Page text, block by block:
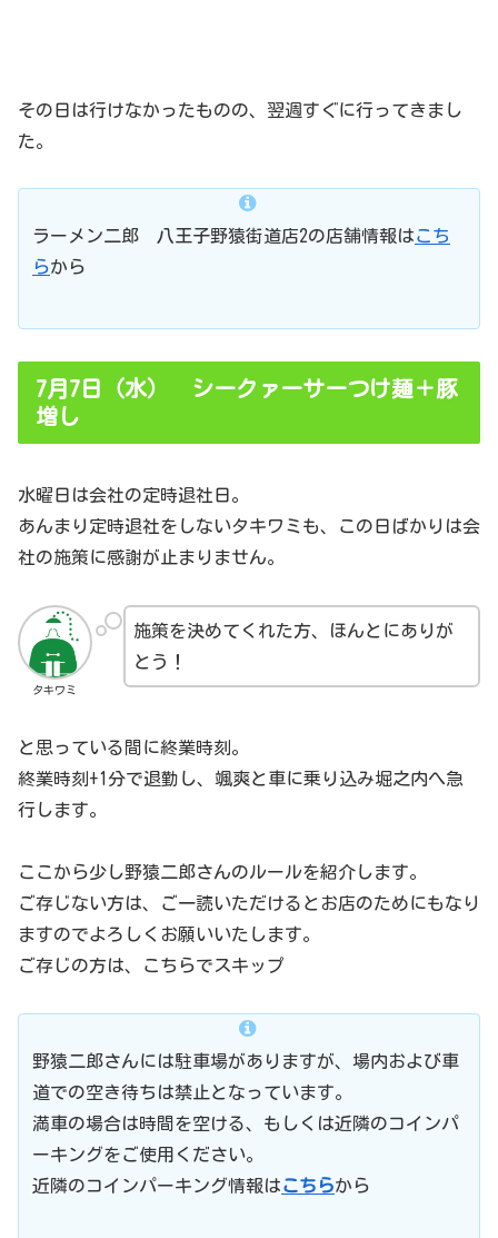
その日は行けなかったものの、翌週すぐに行ってきまし
た。
ラーメン二郎 八王子野猿街道店2の店舗情報はこち
らから
7月7日（水） シークァーサーつけ麺＋豚
増し
水曜日は会社の定時退社日。
あんまり定時退社をしないタキワミも、この日ばかりは会
社の施策に感謝が止まりません。
タキワミ
施策を決めてくれた方、ほんとにありが
とう！
と思っている間に終業時刻。
終業時刻+1分で退勤し、颯爽と車に乗り込み堀之内へ急
行します。
ここから少し野猿二郎さんのルールを紹介します。
ご存じない方は、ご一読いただけるとお店のためにもなり
ますのでよろしくお願いいたします。
ご存じの方は、こちらでスキップ
野猿二郎さんには駐車場がありますが、場内および車
道での空き待ちは禁止となっています。
満車の場合は時間を空ける、もしくは近隣のコインパ
ーキングをご使用ください。
近隣のコインパーキング情報はこちらから